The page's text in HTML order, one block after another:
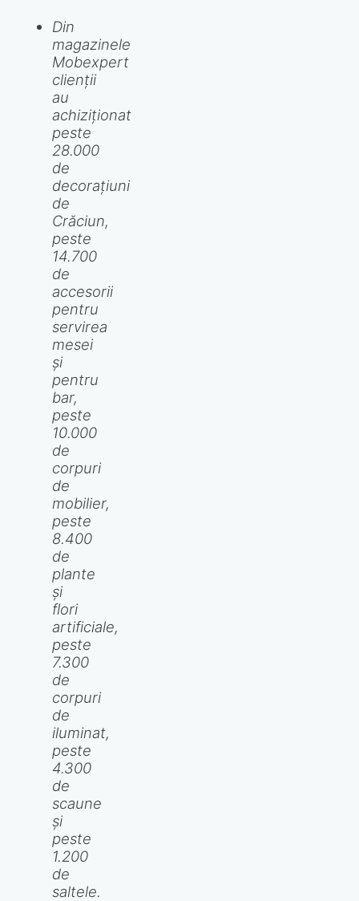
Din
magazinele
Mobexpert
clienții
au
achiziționat
peste
28.000
de
decorațiuni
de
Crăciun,
peste
14.700
de
accesorii
pentru
servirea
mesei
și
pentru
bar,
peste
10.000
de
corpuri
de
mobilier,
peste
8.400
de
plante
și
flori
artificiale,
peste
7.300
de
corpuri
de
iluminat,
peste
4.300
de
scaune
și
peste
1.200
de
saltele.